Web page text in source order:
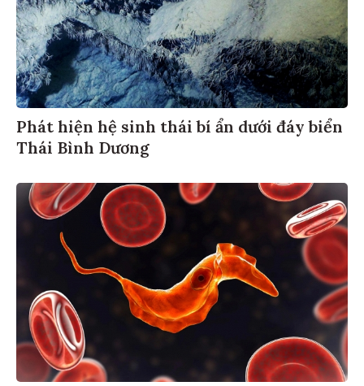
Phát hiện hệ sinh thái bí ẩn dưới đáy biển
Thái Bình Dương